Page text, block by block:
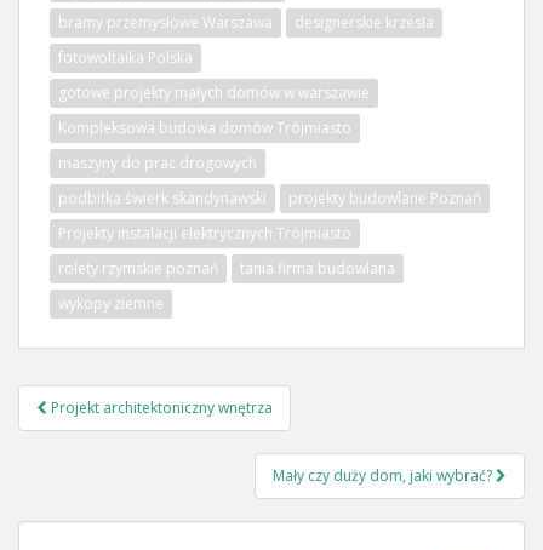
bramy przemysłowe Warszawa
designerskie krzesła
fotowoltaika Polska
gotowe projekty małych domów w warszawie
Kompleksowa budowa domów Trójmiasto
maszyny do prac drogowych
podbitka świerk skandynawski
projekty budowlane Poznań
Projekty instalacji elektrycznych Trójmiasto
rolety rzymskie poznań
tania firma budowlana
wykopy ziemne
Nawigacja
wpisu
Projekt architektoniczny wnętrza
Mały czy duży dom, jaki wybrać?